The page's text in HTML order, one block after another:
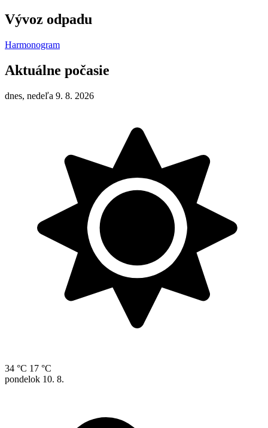
Vývoz odpadu
Harmonogram
Aktuálne počasie
dnes, nedeľa 9. 8. 2026
34 °C 17 °C
pondelok 10. 8.